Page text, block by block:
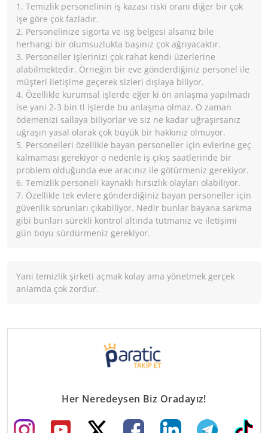
1. Temizlik personelinin iş kazası riski oranı diğer bir çok
işe göre çok fazladır.
2. Personelinize sigorta ve isg belgesi alsanız bile
herhangi bir olumsuzlukta başınız çok ağrıyacaktır.
3. Personeller işlerinizi çok rahat kendi üzerlerine
alabilmektedir. Örneğin bir eve gönderdiğiniz personel ile
müşteri iletişime geçerek sizleri dışlaya biliyor.
4. Özellikle kurumsal işlerde eğer ki ön anlaşma yapılmadı
ise yani 2-3 bin tl işlerde bu anlaşma olmaz. O zaman
ödemenizi sallaya biliyorlar ve siz ne kadar uğraşırsanız
uğraşın yasal olarak çok büyük bir hakkınız olmuyor.
5. Personelleri özellikle bayan personeller için evlerine geç
kalmaması gerekiyor o nedenle iş çıkış saatlerinde bir
problem olduğunda eve aracınız ile götürmeniz gerekiyor.
6. Temizlik personeli kaynaklı hırsızlık olayları olabiliyor.
7. Özellikle tek evlere gönderdiğiniz bayan personeller için
güvenlik sorunları çıkabiliyor. Nedir bunlar bayana sarkma
gibi bunları sürekli kontrol altında tutmanız ve iletişimi
gün boyu sürdürmeniz gerekiyor.
Yani temizlik şirketi açmak kolay ama yönetmek gerçek
anlamda çok zordur.
Her Neredeysen Biz Oradayız!